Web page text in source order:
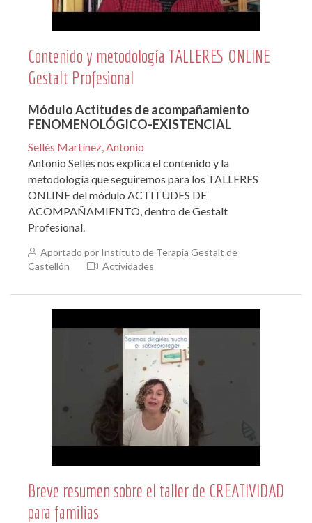
Contenido y metodología TALLERES ONLINE
Gestalt Profesional
Módulo Actitudes de acompañamiento
FENOMENOLÓGICO-EXISTENCIAL
Sellés Martínez, Antonio
Antonio Sellés nos explica el contenido y la
metodología que seguiremos para los TALLERES
ONLINE del módulo ACTITUDES DE
ACOMPAÑAMIENTO, dentro de Gestalt
Profesional.
Aportado por Instituto de Terapia Gestalt de
Castellón
Actividades
Breve resumen sobre el taller de CREATIVIDAD
para familias